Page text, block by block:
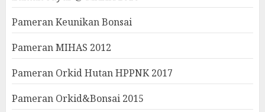
Pameran Keunikan Bonsai
Pameran MIHAS 2012
Pameran Orkid Hutan HPPNK 2017
Pameran Orkid&Bonsai 2015